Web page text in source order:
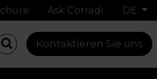
Ask Corradi DE
Kontaktieren Sie uns